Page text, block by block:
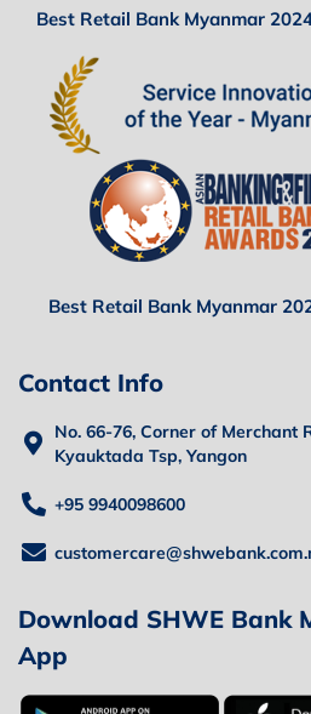
Best Retail Bank Myanmar
Best Retail Bank Myanmar
Contact Info
No. 66-76, Corner of Merchant
Kyauktada Tsp, Yangon
+95 9940098600
Download SHWE Bank
App